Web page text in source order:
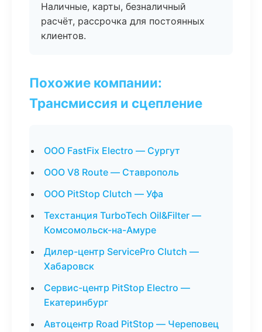
Наличные, карты, безналичный
расчёт, рассрочка для постоянных
клиентов.
Похожие компании:
Трансмиссия и сцепление
ООО FastFix Electro — Сургут
ООО V8 Route — Ставрополь
ООО PitStop Clutch — Уфа
Техстанция TurboTech Oil&Filter —
Комсомольск-на-Амуре
Дилер-центр ServicePro Clutch —
Хабаровск
Сервис-центр PitStop Electro —
Екатеринбург
Автоцентр Road PitStop — Череповец